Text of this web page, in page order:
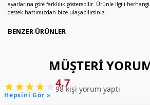
ayarlarına göre farklılık gösterebilir. Ürünle ilgili
destek hattımızdan bize ulaşabilirsiniz.
BENZER ÜRÜNLER
MÜŞTERI
★★★★ 4.7
98 kişi yorum yaptı
Hepsini Gör »